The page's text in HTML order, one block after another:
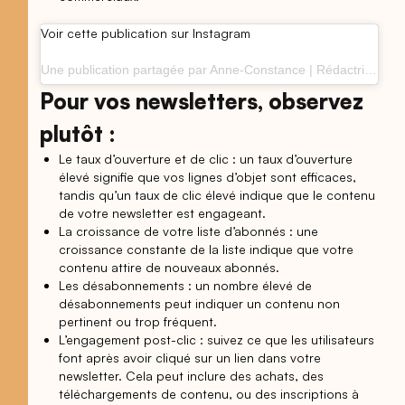
Voir cette publication sur Instagram
Pour vos newsletters, observez
plutôt :
Le taux d’ouverture et de clic : un taux d’ouverture
élevé signifie que vos lignes d’objet sont efficaces,
tandis qu’un taux de clic élevé indique que le contenu
de votre newsletter est engageant.
La croissance de votre liste d’abonnés : une
croissance constante de la liste indique que votre
contenu attire de nouveaux abonnés.
Les désabonnements : un nombre élevé de
désabonnements peut indiquer un contenu non
pertinent ou trop fréquent.
L’engagement post-clic : suivez ce que les utilisateurs
font après avoir cliqué sur un lien dans votre
newsletter. Cela peut inclure des achats, des
téléchargements de contenu, ou des inscriptions à